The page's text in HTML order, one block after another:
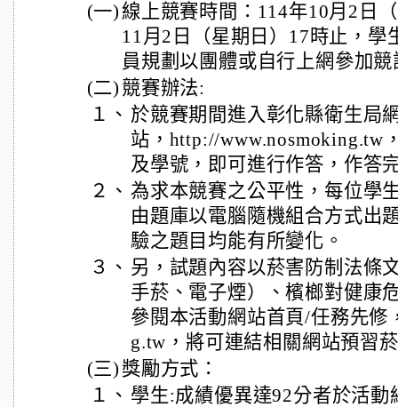
(一)線上競賽時間：114年10月2日
11月2日（星期日）17時止，學
員規劃以團體或自行上網參加競
(二) 競賽辦法:
１、 於競賽期間進入彰化縣衛生局
站，http://www.nosmoking.tw
及學號，即可進行作答，作答
２、 為求本競賽之公平性，每位學
由題庫以電腦隨機組合方式出
驗之題目均能有所變化。
３、 另，試題內容以菸害防制法條
手菸、電子煙）、檳榔對健康
參閱本活動網站首頁/任務先修
g.tw，將可連結相關網站預習
(三) 獎勵方式：
１、 學生:成績優異達92分者於活